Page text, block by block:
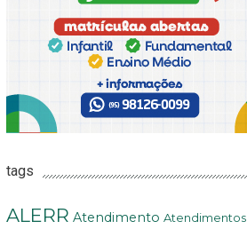
tags
ALERR Atendimento Atendimentos